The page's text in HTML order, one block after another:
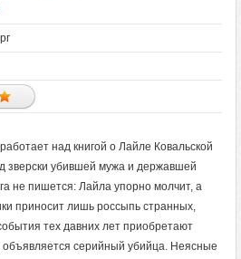
над книгой о Лайле Ковальской
зверски убившей мужа и державшей
не пишется: Лайла упорно молчит, а
приносит лишь россыпь странных,
тех давних лет приобретают
объявляется серийный убийца. Неясные